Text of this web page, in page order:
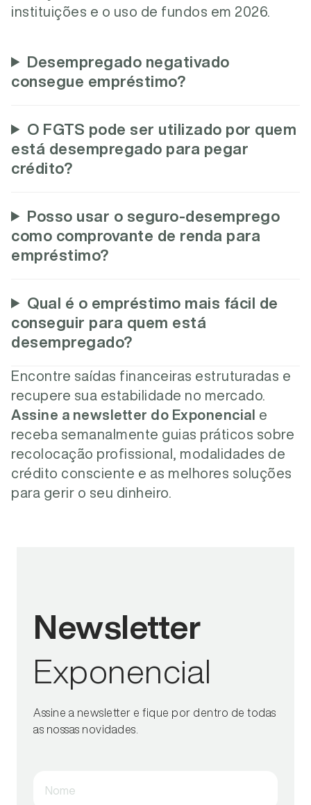
instituições e o uso de fundos em 2026.
Desempregado negativado
consegue empréstimo?
O FGTS pode ser utilizado por quem
está desempregado para pegar
crédito?
Posso usar o seguro-desemprego
como comprovante de renda para
empréstimo?
Qual é o empréstimo mais fácil de
conseguir para quem está
desempregado?
Encontre saídas financeiras estruturadas e
recupere sua estabilidade no mercado.
Assine a newsletter do Exponencial e
receba semanalmente guias práticos sobre
recolocação profissional, modalidades de
crédito consciente e as melhores soluções
para gerir o seu dinheiro.
Newsletter
Exponencial
Assine a newsletter e fique por dentro de todas
as nossas novidades.
Nome